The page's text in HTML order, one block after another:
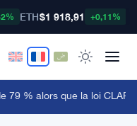
ETH$1 918,91 +0,11%
% alors que la loi